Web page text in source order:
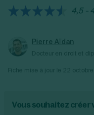
revanche,
4,5 -
Pierre Aïdan
Vous souhaitez créer